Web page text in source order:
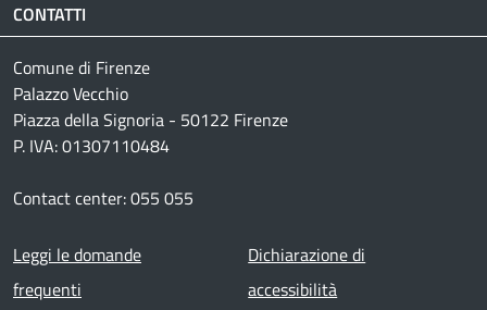
CONTATTI
Comune di Firenze
Palazzo Vecchio
Piazza della Signoria - 50122 Firenze
P. IVA: 01307110484
Contact center: 055 055
Footer menu
Leggi le domande
frequenti
Dichiarazione di
accessibilità